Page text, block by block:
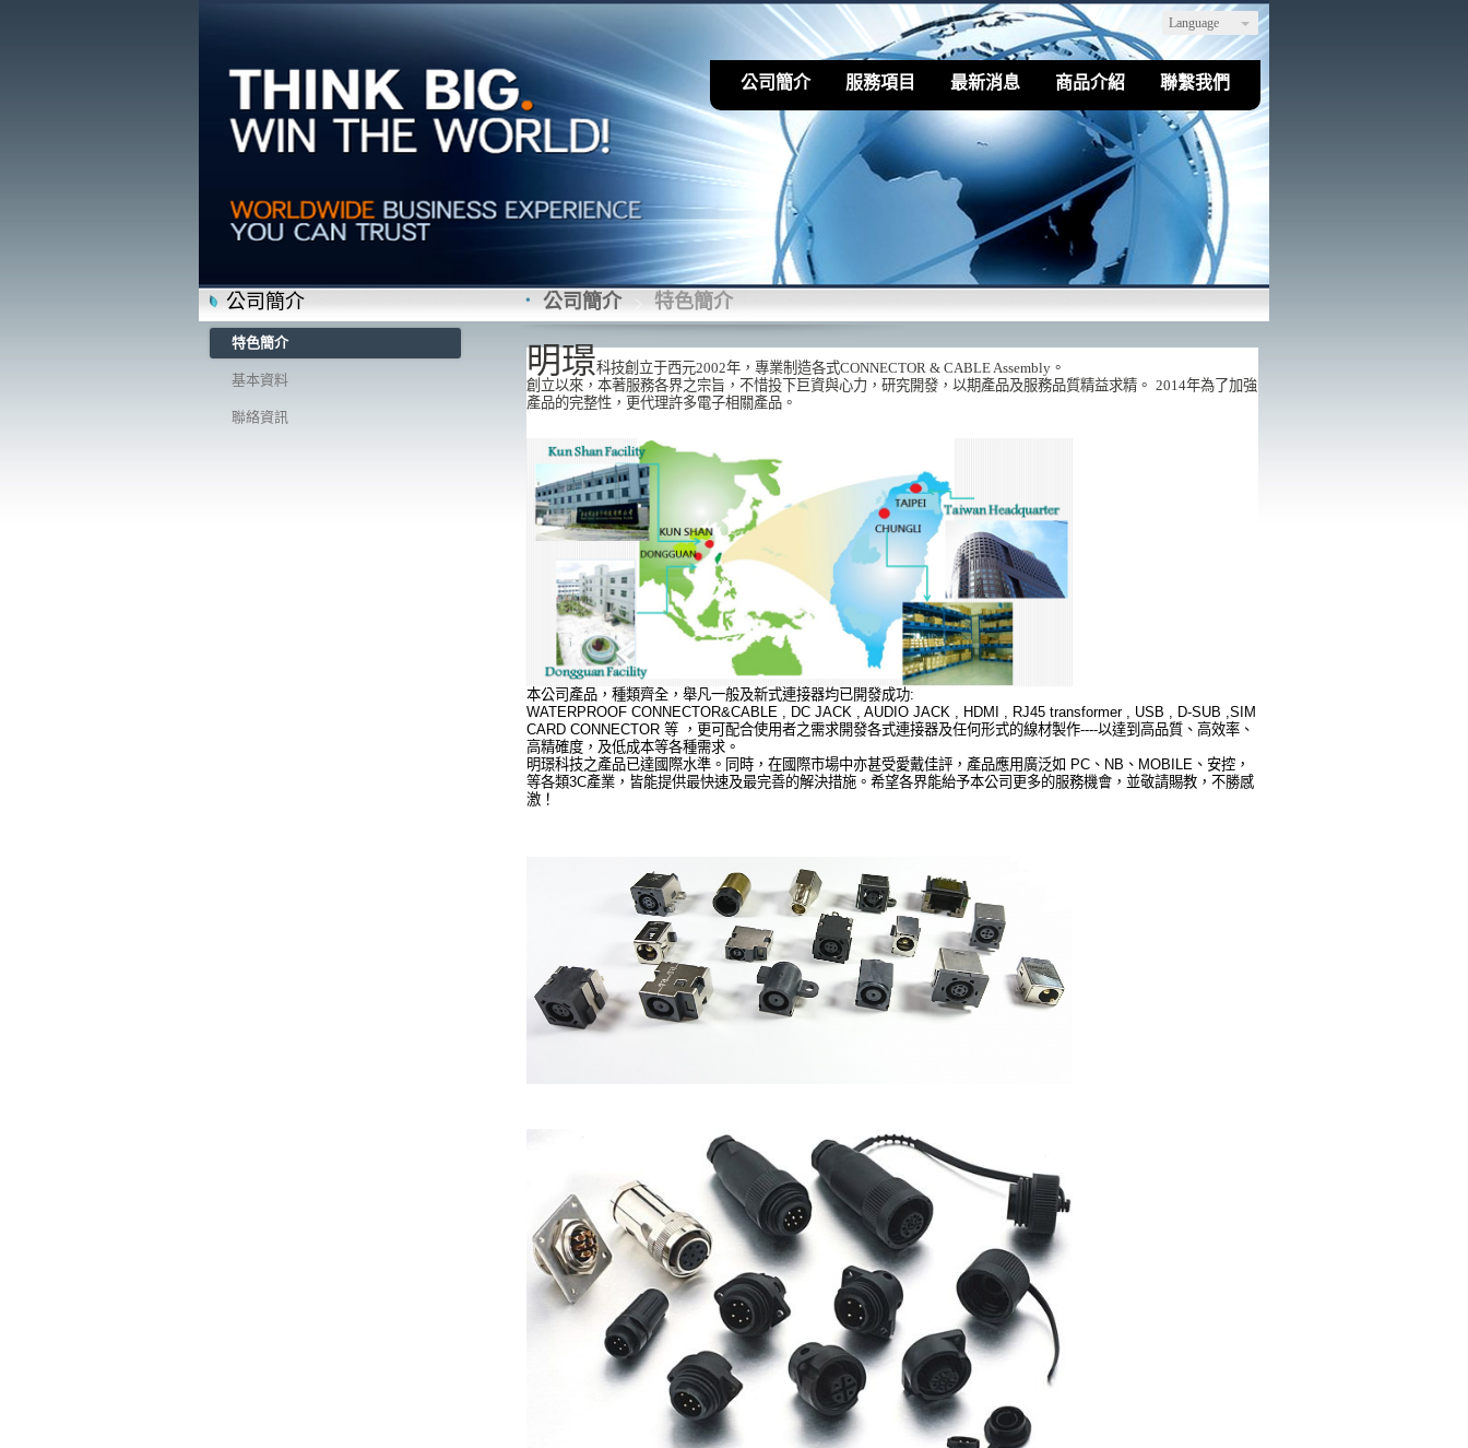
Language
公司簡介 服務項目 最新消息 商品介紹 聯繫我們
公司簡介
特色簡介
基本資料
聯絡資訊
公司簡介 特色簡介
明璟科技創立于西元2002年，專業制造各式CONNECTOR & CABLE Assembly。
創立以來，本著服務各界之宗旨，不惜投下巨資與心力，研究開發，以期產品及服務品質精益求精。 2014年為了加強
產品的完整性，更代理許多電子相關產品。
本公司產品，種類齊全，舉凡一般及新式連接器均已開發成功:
WATERPROOF CONNECTOR&CABLE , DC JACK , AUDIO JACK , HDMI , RJ45 transformer , USB , D-SUB ,SIM
CARD CONNECTOR 等 ，更可配合使用者之需求開發各式連接器及任何形式的線材製作----以達到高品質、高效率、
高精確度，及低成本等各種需求。
明璟科技之產品已達國際水準。同時，在國際市場中亦甚受愛戴佳評，產品應用廣泛如 PC、NB、MOBILE、安控，
等各類3C產業，皆能提供最快速及最完善的解決措施。希望各界能紿予本公司更多的服務機會，並敬請賜教，不勝感
激！